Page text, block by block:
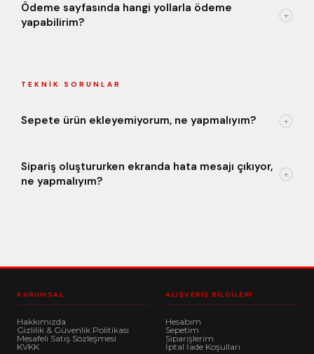
Ödeme sayfasında hangi yollarla ödeme
yapabilirim?
+
TEKNIK SORUNLAR
Sepete ürün ekleyemiyorum, ne yapmalıyım? +
Sipariş oluştururken ekranda hata mesajı çıkıyor,
ne yapmalıyım?
+
KURUMSAL
Hakkımızda
Gizlilik & Güvenlik Politikası
Mesafeli Satış Sözleşmesi
KVKK
ALIŞVERIŞ BILGILERI
Hesabım
Sepetim
Siparişlerim
İptal İade Koşulları